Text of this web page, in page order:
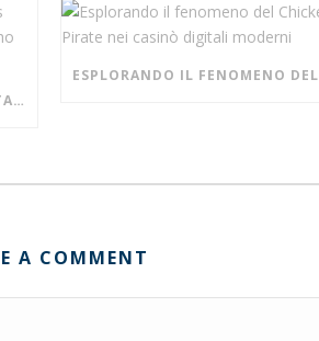
CONTRIBUINDO PARA UM PLANETA MAIS SUSTENTÁVEL E UM AMBIENTE DE TRABALHO MAIS SAUDÁVEL!
A COMMENT